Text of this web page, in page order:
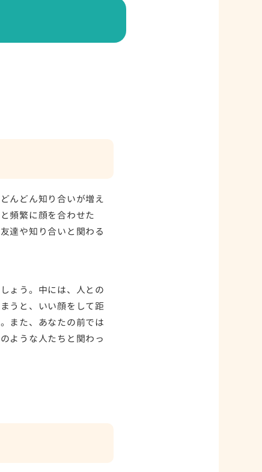
んどん知り合いが増え
頻繁に顔を合わせた
達や知り合いと関わる
ょう。中には、人との
うと、いい顔をして距
また、あなたの前では
ような人たちと関わっ